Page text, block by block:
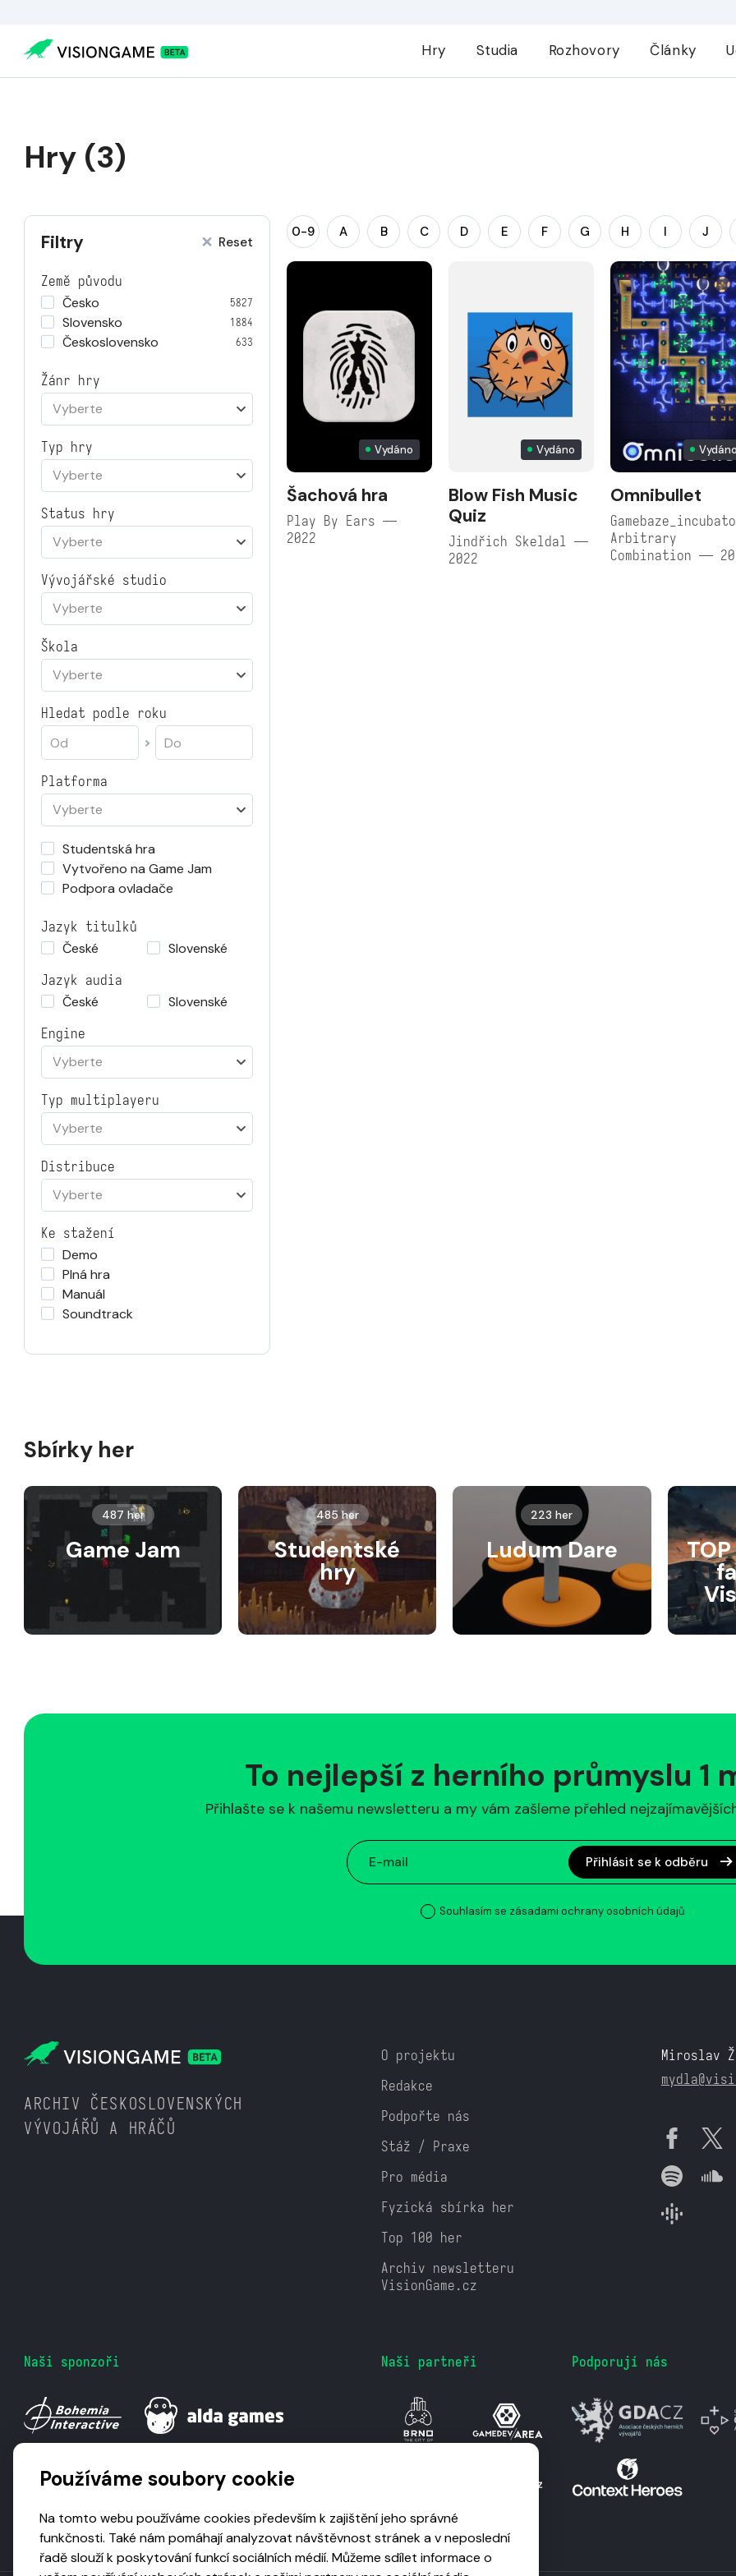
Hry Studia Rozhovory Články
Hry (3)
Filtry Reset
Země původu
Česko
5827
Slovensko 1884
Československo 633
Žánr hry
Vyberte
Typ hry
Vyberte
Status hry
Vyberte
Vývojářské studio
Vyberte
Škola
Vyberte
Hledat podle roku
Platforma
Vyberte
Studentská hra
Vytvořeno na Game Jam
Podpora ovladače
Jazyk titulků
České
Slovenské
Jazyk audia
České
Slovenské
Engine
Vyberte
Typ multiplayeru
Vyberte
Distribuce
Vyberte
Ke stažení
Demo
Plná hra
Manuál
Soundtrack
0-9 A B C D E F G H I J
Vydáno
Šachová hra
Play By Ears —
2022
Vydáno
Blow Fish Music
Quiz
Jindřich Skeldal —
2022
Omnibullet
Arbitrary
Combination —
Sbírky her
487 her
Game Jam
485 her
Studentské
hry
223 her
Ludum Dare
To nejlepší z herního průmyslu 1
Přihlašte se k našemu newsletteru a my vám zašleme přehled
Přihlásit se k odběru
Souhlasím se zásadami ochrany osobních údajů
ARCHIV ČESKOSLOVENSKÝCH
VÝVOJÁŘŮ A HRÁČŮ
O projektu
Redakce
Podpořte nás
Stáž / Praxe
Pro média
Fyzická sbírka her
Top 100 her
Archiv newsletteru
VisionGame.cz
Miroslav
Naši sponzoři Naši partneři Podporují nás
Používáme soubory cookie
Na tomto webu používáme cookies především k zajištění jeho správné
funkčnosti. Také nám pomáhají analyzovat návštěvnost stránek a v neposlední
řadě slouží k poskytování funkcí sociálních médií. Můžeme sdílet informace o